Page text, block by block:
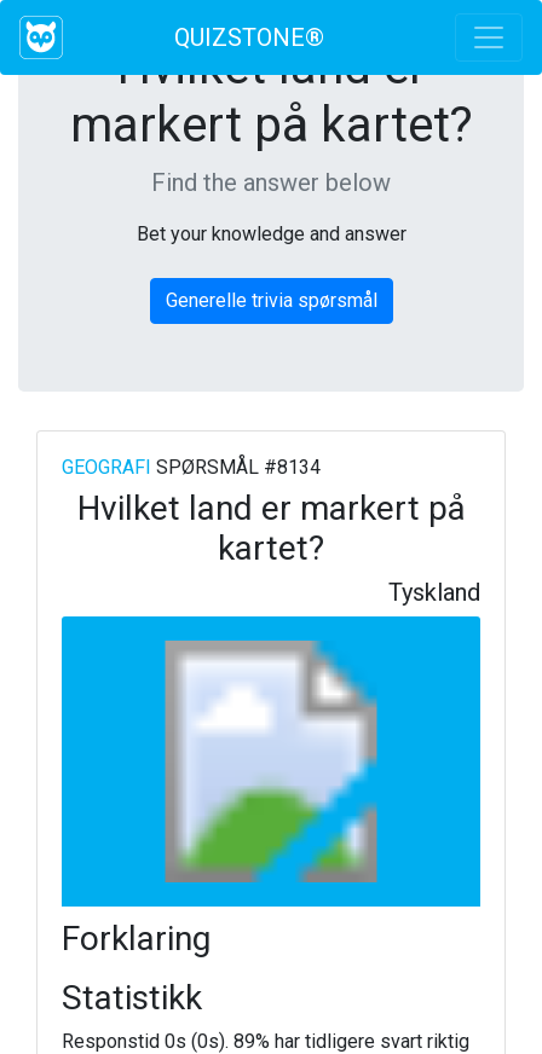
QUIZSTONE®
Hvilket land er
markert på kartet?
Find the answer below
Bet your knowledge and answer
Generelle trivia spørsmål
GEOGRAFI SPØRSMÅL #8134
Hvilket land er markert på
kartet?
Tyskland
Forklaring
Statistikk
Responstid 0s (0s). 89% har tidligere svart riktig